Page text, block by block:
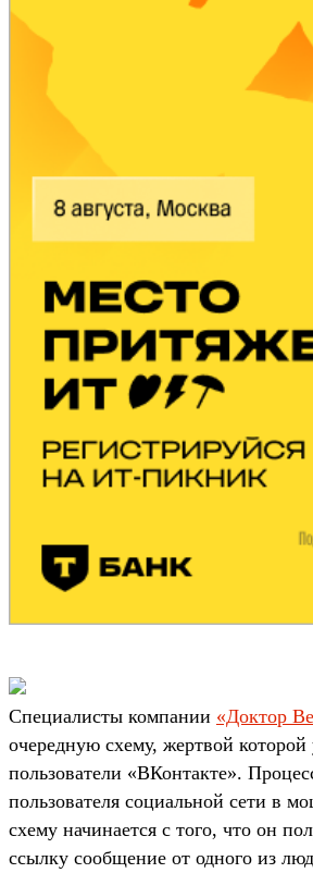
Специалисты компании «Доктор
очередную схему, жертвой
пользователи «ВКонтакте».
пользователя социальной сети в
схему начинается с того, что он
ссылку сообщение от одного из